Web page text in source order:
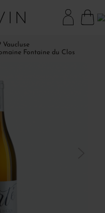
Vaucluse
Fontaine du Clos